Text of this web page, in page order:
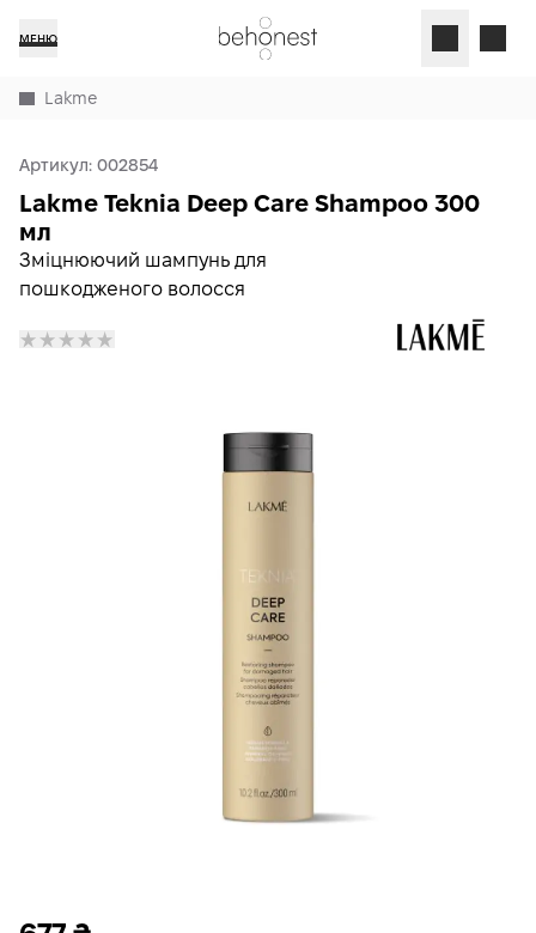
МЕНЮ
Lakme
Артикул: 002854
Зміцнюючий шампунь для
пошкодженого волосся
Lakme Teknia Deep Care Shampoo 300
мл